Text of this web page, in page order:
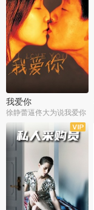
我爱你
徐静蕾逼佟大为说我爱你